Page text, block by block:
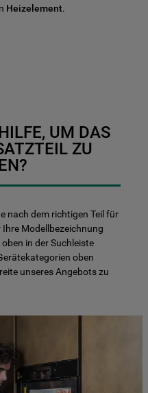
Heizelement.
UM DAS
ZU
nach dem richtigen Teil für
Modellbezeichnung
in der Suchleiste
oben
unseres Angebots zu